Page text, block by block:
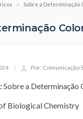
Sobre a Determinação
Por: Comunicação
Sobre a Determinação
Biological Chemistry